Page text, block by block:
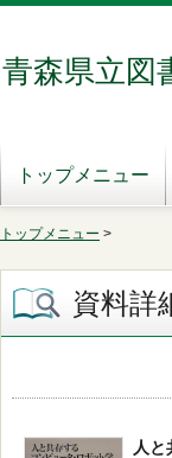
青森県立図
トップメニュー
トップメニュー >
資料詳
人